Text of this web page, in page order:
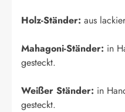
Holz-Ständer: aus
Mahagoni-Ständer: in
gesteckt.
Weißer Ständer: in
gesteckt.